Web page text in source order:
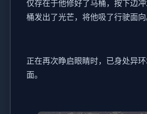
仅存在于他修好了马桶，按下边
桶发出了光芒，将他吸了行驶面向
正在再次睁启眼睛时，已身处异
面。